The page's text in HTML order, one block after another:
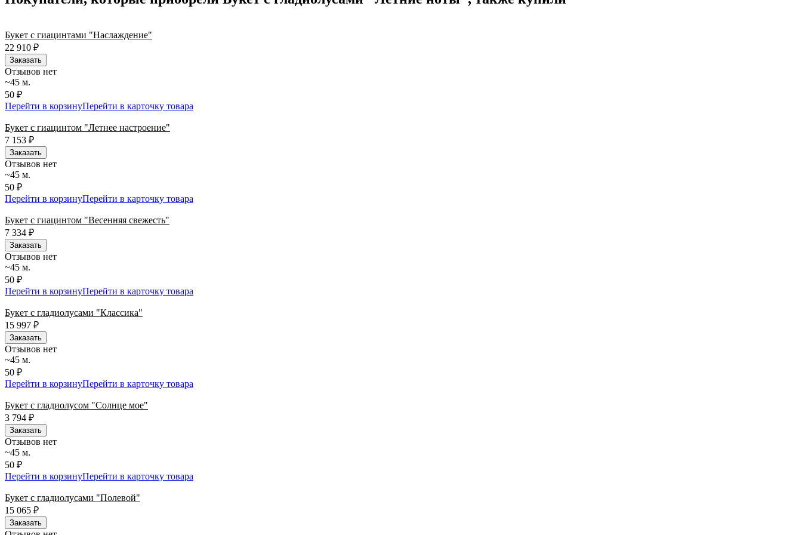
Букет с гиацинтами "Наслаждение"
22 910 ₽
Заказать
Отзывов нет
~45 м.
50 ₽
Перейти в корзинуПерейти в карточку товара
Букет с гиацинтом "Летнее настроение"
7 153 ₽
Заказать
Отзывов нет
~45 м.
50 ₽
Перейти в корзинуПерейти в карточку товара
Букет с гиацинтом "Весенняя свежесть"
7 334 ₽
Заказать
Отзывов нет
~45 м.
50 ₽
Перейти в корзинуПерейти в карточку товара
Букет с гладиолусами "Классика"
15 997 ₽
Заказать
Отзывов нет
~45 м.
50 ₽
Перейти в корзинуПерейти в карточку товара
Букет с гладиолусом "Солнце мое"
3 794 ₽
Заказать
Отзывов нет
~45 м.
50 ₽
Перейти в корзинуПерейти в карточку товара
Букет с гладиолусами "Полевой"
15 065 ₽
Заказать